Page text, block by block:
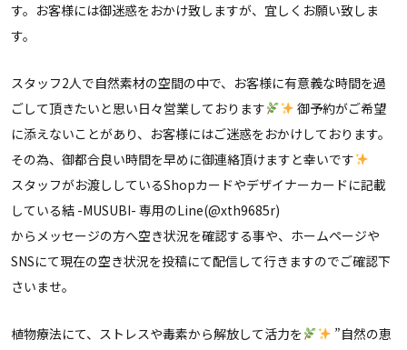
す。お客様には御迷惑をおかけ致しますが、宜しくお願い致しま
す。
スタッフ2人で自然素材の空間の中で、お客様に有意義な時間を過
ごして頂きたいと思い日々営業しております
御予約がご希望
に添えないことがあり、お客様にはご迷惑をおかけしております。
その為、御都合良い時間を早めに御連絡頂けますと幸いです
スタッフがお渡ししているShopカードやデザイナーカードに記載
している結 -MUSUBI- 専用のLine(@xth9685r)
からメッセージの方へ空き状況を確認する事や、ホームページや
SNSにて現在の空き状況を投稿にて配信して行きますのでご確認下
さいませ。
植物療法にて、ストレスや毒素から解放して活力を
”自然の恵